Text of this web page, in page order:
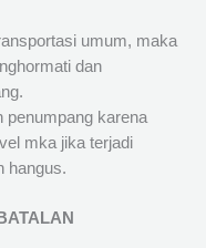
umum, maka
dan
penumpang karena
mka jika terjadi
hangus.